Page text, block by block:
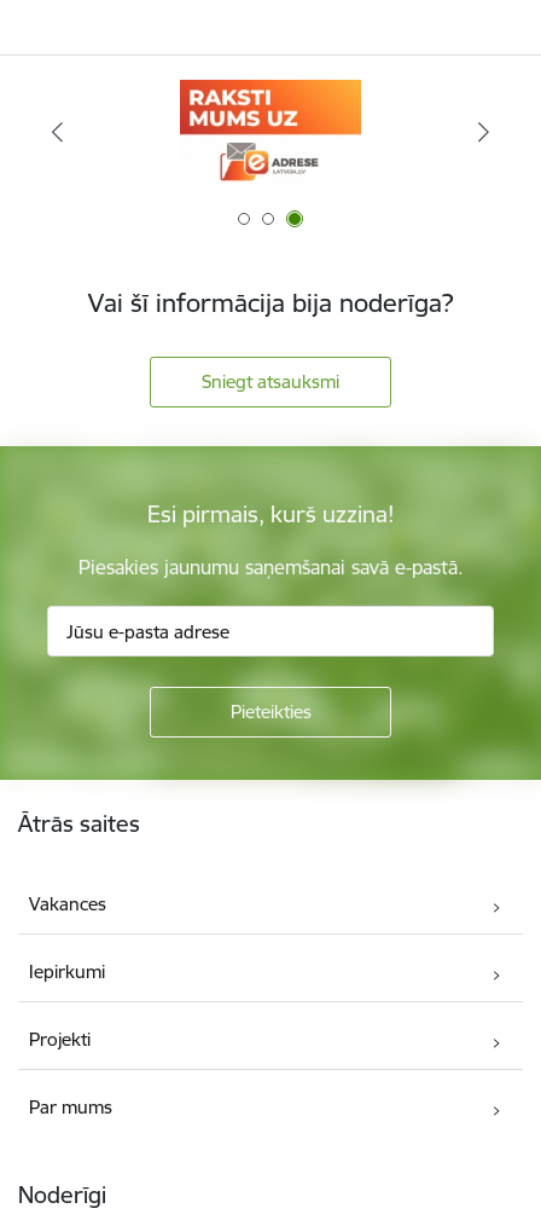
Vai šī informācija bija noderīga?
Sniegt atsauksmi
Esi pirmais, kurš uzzina!
Piesakies jaunumu saņemšanai savā e-pastā.
Ātrās saites
Vakances
Iepirkumi
Projekti
Par mums
Noderīgi